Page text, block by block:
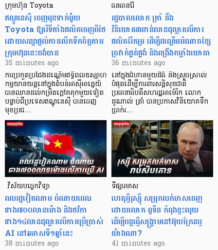
ក្រុមហ៊ុន Toyota
ឥណ្ឌូនេស៊ី ចេញមុខទាក់ម៉ូយ
Toyota ឱ្យរើទីតាំងផលិតចេញពីថៃ
ដោយសន្យាផ្តល់ការលើកទឹកចិត្តតាម
ក្រុមហ៊ុននេះចង់បាន
35 minutes ago
ការប្រកួតប្រជែងដណ្តើមឥទ្ធិពលឧស្សាហ
កម្មយានយន្តនៅក្នុងតំបន់អាស៊ីអាគ្នេយ៍
បានឈានដល់កម្រិតក្ដៅគគុកមួយទៀត
បន្ទាប់ពីប្រទេសឥណ្ឌូនេស៊ី បានចេញ
មុខប្រជ…
ធនធានរ៉ែ
​រដ្ឋបាលលោក ត្រាំ នឹង​
វិនិយោគ៣ពាន់លានដុល្លារលើការ
ផលិតរ៉ែកម្រ ដើម្បីដណ្តើមអំណាចខ្សែ
ច្រវាក់ផ្គត់ផ្គង់ និងពង្រឹងកម្លាំងយោធា
36 minutes ago
នៅក្នុងជំហានមួយដ៏ធំ និងស្រួចស្រាល់
បំផុតដើម្បីការពារសន្តិសុខជាតិ
ប្រធានាធិបតីសហរដ្ឋអាម៉េរិក លោក
ដូណាល់ ត្រាំ បានប្រកាសវិនិយោគទឹក
ប្រាក់រ…
​​​​​​​​​​​​​​​​​​​​​​​​​​​​​ វិស័យបច្ចេកវិទ្យា
ពលរដ្ឋវៀតណាម ​ចំណាយពេល
ជាង៧០០លានម៉ោង និងថវិកា
ជាង១៤លានដុល្លារលើការប្រើប្រាស់
AI នៅឆមាសទី១ឆ្នាំនេះ
38 minutes ago
ទីផ្សារមាស
ហេតុអ្វីរុស្ស៊ី សម្រុកលក់មាសចេញ
ដោយលោក ពូទីន កំពុងខ្វះ​លុយ
ដើម្បីបន្តធ្វើសង្គ្រាមនៅអ៊ុយក្រែនឬ
យ៉ាងណា?
41 minutes ago